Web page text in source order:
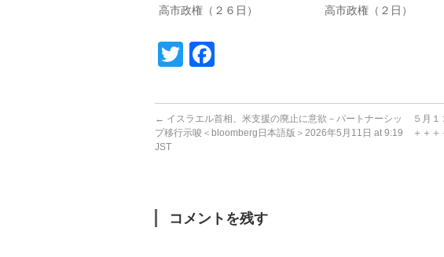
高市政権（２６日） 高市政権（２日）
Twitter
← イスラエル首相、米支援の廃止に意欲－パートナーシッ
プ移行示唆＜bloomberg日本語版＞2026年5月11日 at 9:19
JST
５月
＋＋
コメントを残す